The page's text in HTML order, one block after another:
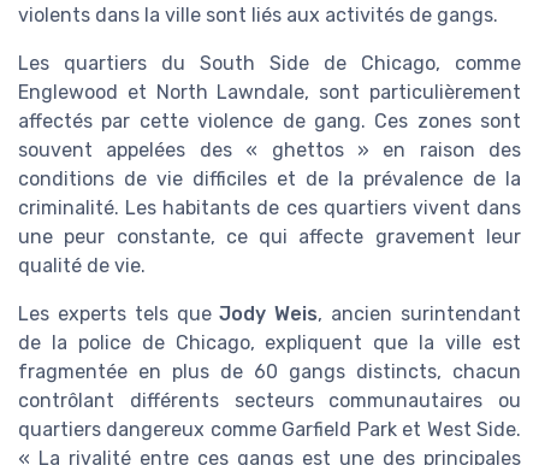
violents dans la ville sont liés aux activités de gangs.
Les quartiers du South Side de Chicago, comme
Englewood et North Lawndale, sont particulièrement
affectés par cette violence de gang. Ces zones sont
souvent appelées des « ghettos » en raison des
conditions de vie difficiles et de la prévalence de la
criminalité. Les habitants de ces quartiers vivent dans
une peur constante, ce qui affecte gravement leur
qualité de vie.
Les experts tels queJody Weis, ancien surintendant
de la police de Chicago, expliquent que la ville est
fragmentée en plus de 60 gangs distincts, chacun
contrôlant différents secteurs communautaires ou
quartiers dangereux comme Garfield Park et West Side.
« La rivalité entre ces gangs est une des principales